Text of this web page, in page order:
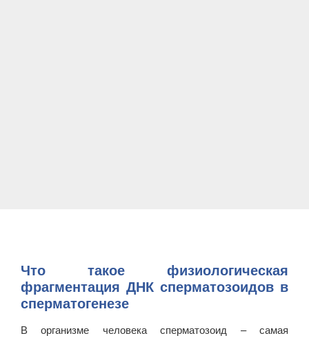
Что такое физиологическая
фрагментация ДНК сперматозоидов в
сперматогенезе
В организме человека сперматозоид – самая